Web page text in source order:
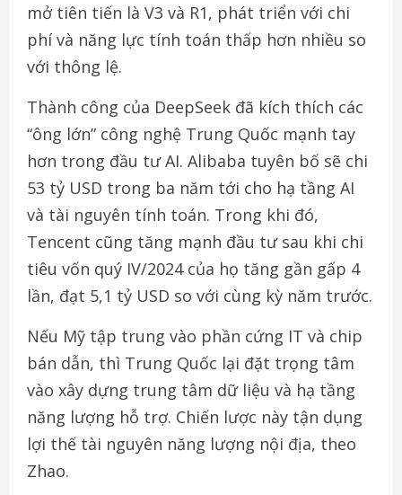
mở tiên tiến là V3 và R1, phát triển với chi
phí và năng lực tính toán thấp hơn nhiều so
với thông lệ.
Thành công của DeepSeek đã kích thích các
“ông lớn” công nghệ Trung Quốc mạnh tay
hơn trong đầu tư AI. Alibaba tuyên bố sẽ chi
53 tỷ USD trong ba năm tới cho hạ tầng AI
và tài nguyên tính toán. Trong khi đó,
Tencent cũng tăng mạnh đầu tư sau khi chi
tiêu vốn quý IV/2024 của họ tăng gần gấp 4
lần, đạt 5,1 tỷ USD so với cùng kỳ năm trước.
Nếu Mỹ tập trung vào phần cứng IT và chip
bán dẫn, thì Trung Quốc lại đặt trọng tâm
vào xây dựng trung tâm dữ liệu và hạ tầng
năng lượng hỗ trợ. Chiến lược này tận dụng
lợi thế tài nguyên năng lượng nội địa, theo
Zhao.